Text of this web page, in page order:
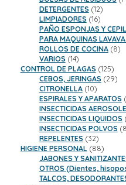
DETERGENTES 1212
LIMPIADORES 1616
PAÑO ESPONJAS Y
PARA MAQUINAS
ROLLOS DE COCINA 88
VARIOS 1414
productos
CONTROL DE PLAGAS 125125
CEBOS, JERINGAS 2929
CITRONELLA 1010
productos
ESPIRALES Y APARATOS
INSECTICIDAS
INSECTICIDAS LIQUIDOS
INSECTICIDAS POLVOS 8
REPELENTES 3232
productos
HIGIENE PERSONAL 8888
JABONES Y
OTROS (Dientes,
TALCOS,